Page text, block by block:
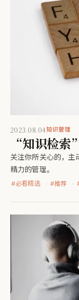
2023.08.04知识管理
“知识检索
关注你所关心的，
精力的管理。
#必看精选 #推荐